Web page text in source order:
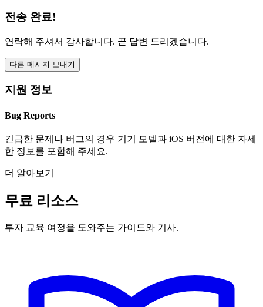
전송 완료!
연락해 주셔서 감사합니다. 곧 답변 드리겠습니다.
다른 메시지 보내기
지원 정보
Bug Reports
긴급한 문제나 버그의 경우 기기 모델과 iOS 버전에 대한 자세
한 정보를 포함해 주세요.
더 알아보기
무료 리소스
투자 교육 여정을 도와주는 가이드와 기사.